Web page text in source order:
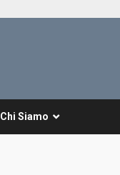
Chi Siamo